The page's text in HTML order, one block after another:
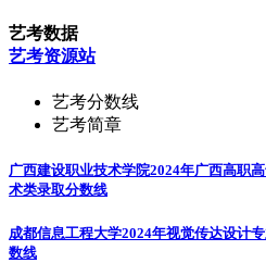
艺考数据
艺考资源站
艺考分数线
艺考简章
广西建设职业技术学院2024年广西高职
术类录取分数线
成都信息工程大学2024年视觉传达设计
数线